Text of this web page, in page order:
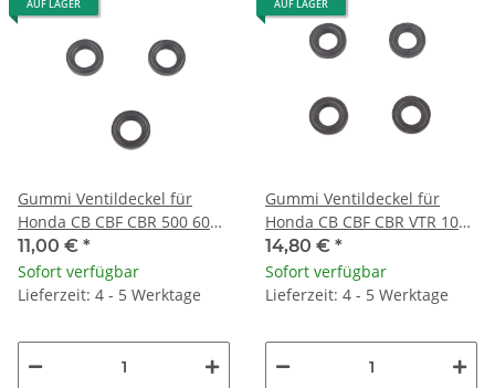
AUF LAGER
Gummi Ventildeckel für
Honda CB CBF CBR 500 600
1000 CRF 250 PES 125 #
90543-MV9-670
11,00 € *
Sofort verfügbar
Lieferzeit: 4 - 5 Werktage
AUF LAGER
Gummi Ventildeckel für
Honda CB CBF CBR VTR 1000
1100 500 750 # 90543-MA6-
000
14,80 € *
Sofort verfügbar
Lieferzeit: 4 - 5 Werktage